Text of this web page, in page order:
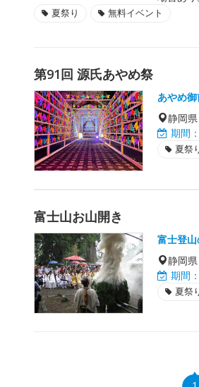
夏祭り 無料イベント
第91回 源氏あやめ祭
あやめ
静岡
期間：
夏祭
富士山お山開き
富士登
静岡
期間：
夏祭